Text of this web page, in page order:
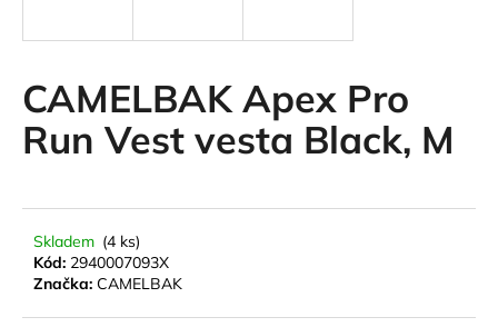
CAMELBAK Apex Pro
Run Vest vesta Black, M
Skladem (4 ks)
Kód: 2940007093X
Značka: CAMELBAK
í
t
?
HLEDAT